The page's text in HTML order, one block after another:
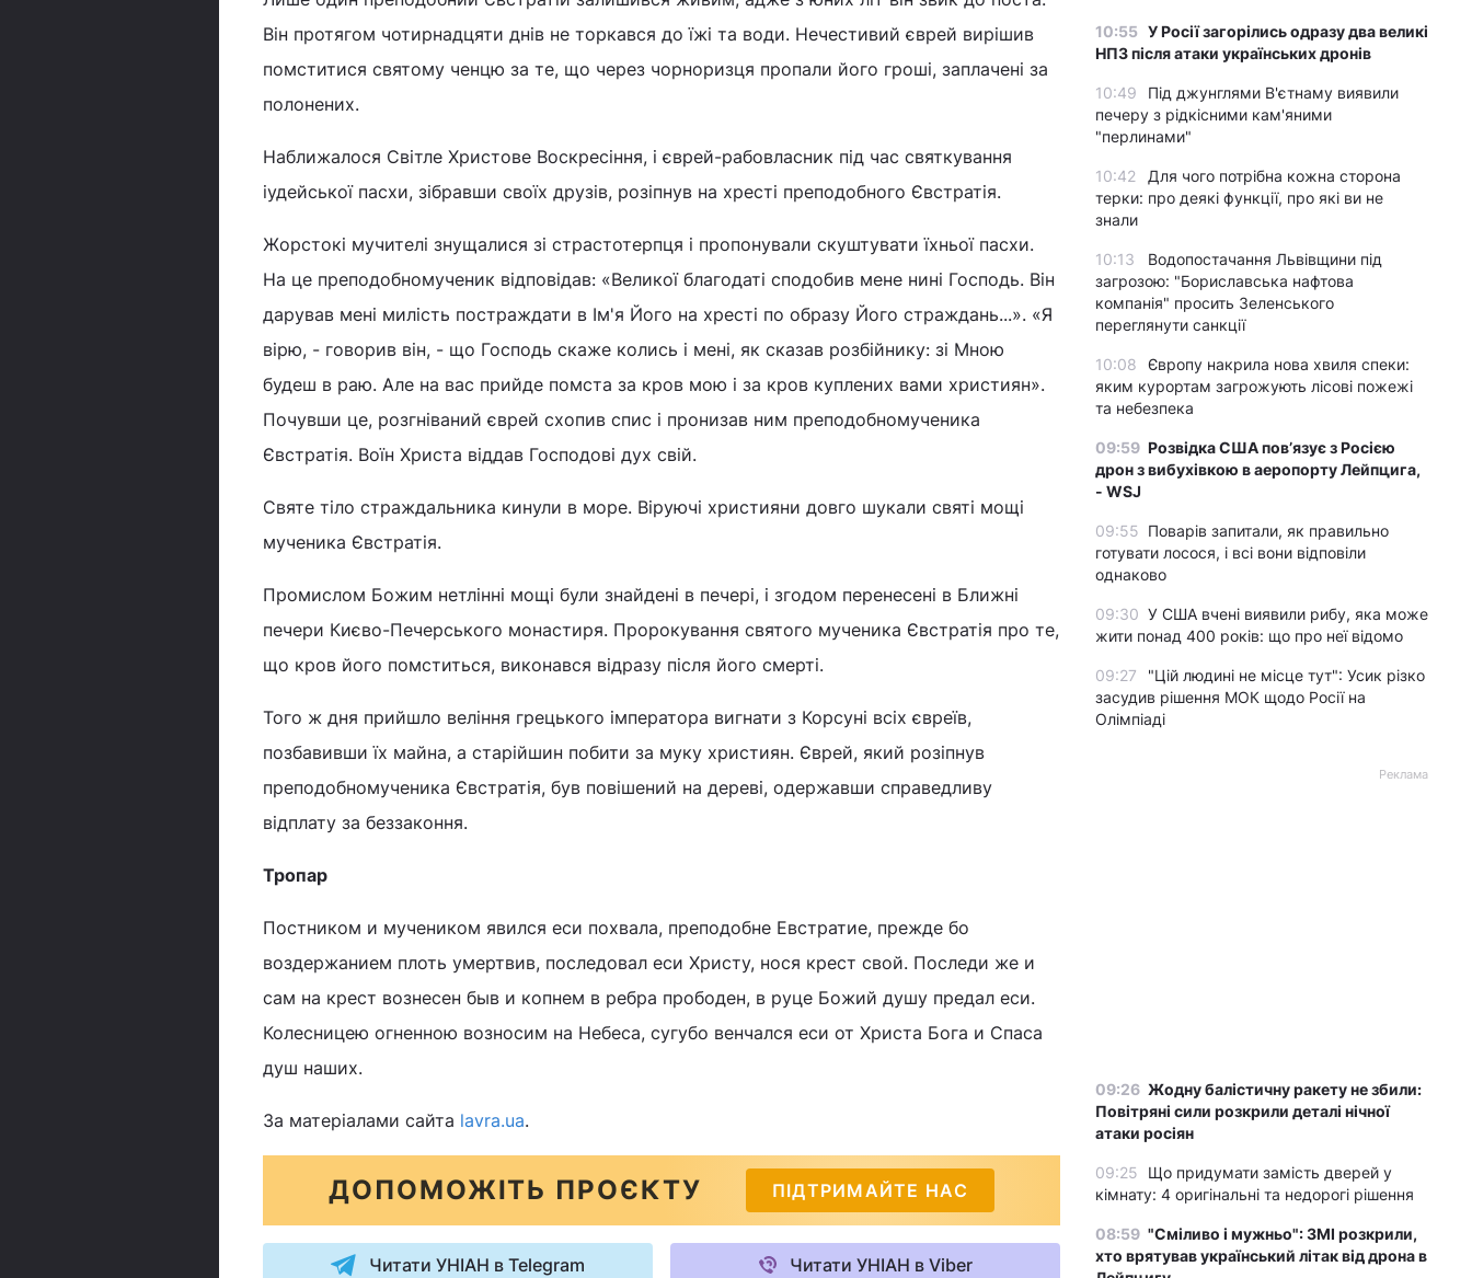
Він протягом чотирнадцяти днів не торкався до їжі та води. Нечестивий єврей вирішив
помститися святому ченцю за те, що через чорноризця пропали його гроші, заплачені за
полонених.
Наближалося Світле Христове Воскресіння, і єврей-рабовласник під час святкування
іудейської пасхи, зібравши своїх друзів, розіпнув на хресті преподобного Євстратія.
Жорстокі мучителі знущалися зі страстотерпця і пропонували скуштувати їхньої пасхи.
На це преподобномученик відповідав: «Великої благодаті сподобив мене нині Господь. Він
дарував мені милість постраждати в Ім'я Його на хресті по образу Його страждань...». «Я
вірю, - говорив він, - що Господь скаже колись і мені, як сказав розбійнику: зі Мною
будеш в раю. Але на вас прийде помста за кров мою і за кров куплених вами християн».
Почувши це, розгніваний єврей схопив спис і пронизав ним преподобномученика
Євстратія. Воїн Христа віддав Господові дух свій.
Святе тіло страждальника кинули в море. Віруючі християни довго шукали святі мощі
мученика Євстратія.
Промислом Божим нетлінні мощі були знайдені в печері, і згодом перенесені в Ближні
печери Києво-Печерського монастиря. Пророкування святого мученика Євстратія про те,
що кров його помститься, виконався відразу після його смерті.
Того ж дня прийшло веління грецького імператора вигнати з Корсуні всіх євреїв,
позбавивши їх майна, а старійшин побити за муку християн. Єврей, який розіпнув
преподобномученика Євстратія, був повішений на дереві, одержавши справедливу
відплату за беззаконня.
Тропар
Постником и мучеником явился еси похвала, преподобне Евстратие, прежде бо
воздержанием плоть умертвив, последовал еси Христу, нося крест свой. Последи же и
сам на крест вознесен быв и копнем в ребра прободен, в руце Божий душу предал еси.
Колесницею огненною возносим на Небеса, сугубо венчался еси от Христа Бога и Спаса
душ наших.
За матеріалами сайта lavra.ua.
ДОПОМОЖІТЬ ПРОЄКТУ ПІДТРИМАЙТЕ НАС
Читати УНІАН в Telegram Читати УНІАН в Viber
10:55 У Росії загорілись одразу два великі
НПЗ після атаки українських дронів
10:49
Під джунглями В'єтнаму виявили
печеру з рідкісними кам'яними
"перлинами"
10:42
Для чого потрібна кожна сторона
терки: про деякі функції, про які ви не
знали
10:13
Водопостачання Львівщини під
загрозою: "Бориславська нафтова
компанія" просить Зеленського
переглянути санкції
10:08
Європу накрила нова хвиля спеки:
яким курортам загрожують лісові пожежі
та небезпека
09:59 Розвідка США пов’язує з Росією
дрон з вибухівкою в аеропорту Лейпцига,
- WSJ
09:55 Поварів запитали, як правильно
готувати лосося, і всі вони відповіли
однаково
09:30 У США вчені виявили рибу, яка може
жити понад 400 років: що про неї відомо
09:27
"Цій людині не місце тут": Усик різко
засудив рішення МОК щодо Росії на
Олімпіаді
Реклама
09:26 Жодну балістичну ракету не збили:
Повітряні сили розкрили деталі нічної
атаки росіян
09:25
Що придумати замість дверей у
кімнату: 4 оригінальні та недорогі рішення
08:59 "Сміливо і мужньо": ЗМІ розкрили,
хто врятував український літак від дрона в